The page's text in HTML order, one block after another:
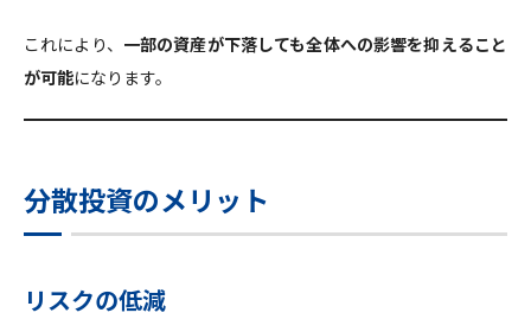
これにより、 一部の資産が下落しても全体への影響を抑えること
が可能になります。
分散投資のメリット
リスクの低減